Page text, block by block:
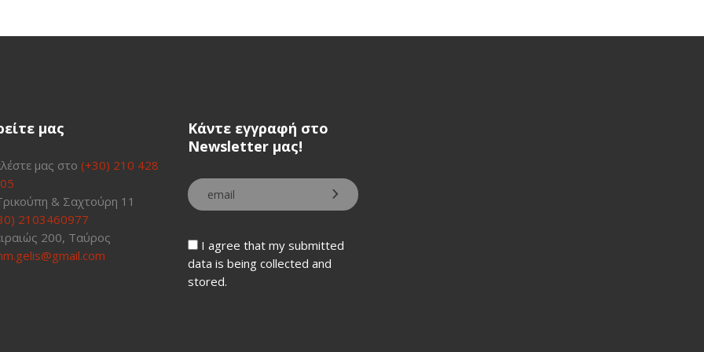
μας
μας στο (+30) 210 428
& Σαχτούρη 11
2103460977
200, Ταύρος
Κάντε εγγραφή στο
Newsletter μας!
I agree that my submitted
data is being collected and
stored.